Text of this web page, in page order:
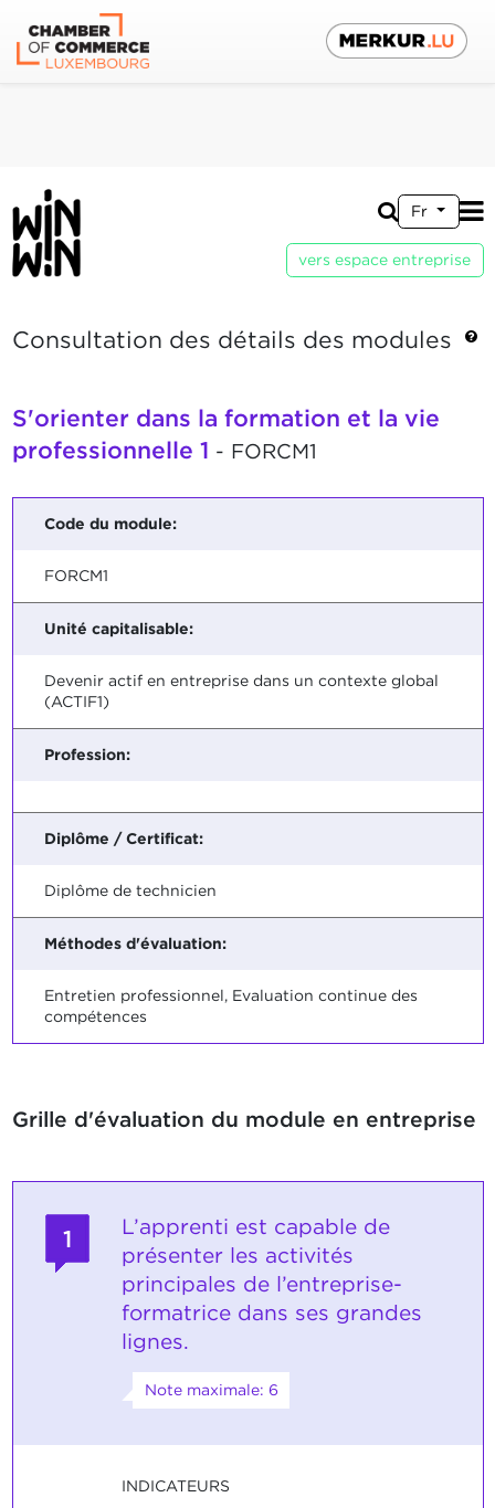
Fr
vers espace entreprise
Consultation des détails des modules
S'orienter dans la formation et la vie
professionnelle 1 - FORCM1
Code du module:
FORCM1
Unité capitalisable:
Devenir actif en entreprise dans un contexte global
(ACTIF1)
Profession:
Diplôme / Certificat:
Diplôme de technicien
Méthodes d'évaluation:
Entretien professionnel, Evaluation continue des
compétences
Grille d'évaluation du module en entreprise
1
L’apprenti est capable de
présenter les activités
principales de l’entreprise-
formatrice dans ses grandes
lignes.
Note maximale: 6
INDICATEURS